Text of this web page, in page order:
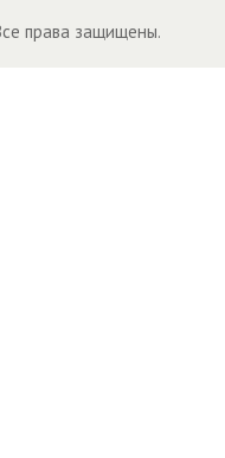
права защищены.